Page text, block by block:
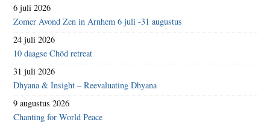
6 juli 2026
Zomer Avond Zen in Arnhem 6 juli -31 augustus
24 juli 2026
10 daagse Chöd retreat
31 juli 2026
Dhyana & Insight – Reevaluating Dhyana
9 augustus 2026
Chanting for World Peace